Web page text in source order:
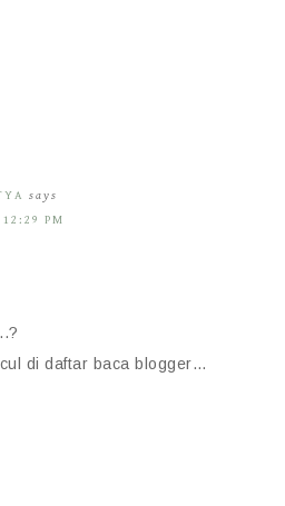
says
PM
di daftar baca blogger…